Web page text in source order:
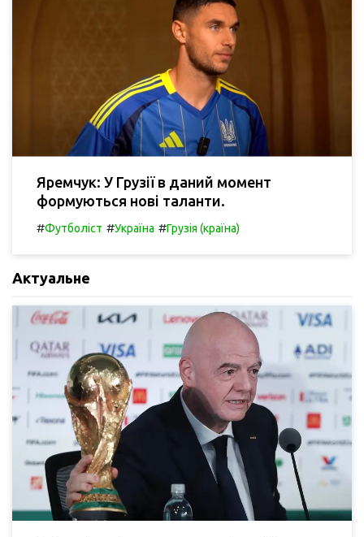
Яремчук: У Грузії в даний момент
формуються нові таланти.
#Футболіст #Україна #Грузія (країна)
Актуальне